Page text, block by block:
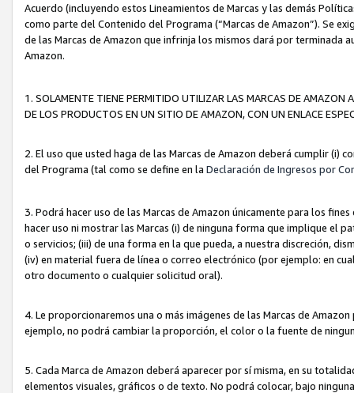
Acuerdo (incluyendo estos Lineamientos de Marcas y las demás
como parte del Contenido del Programa (“Marcas de Amazon”). Se
de las Marcas de Amazon que infrinja los mismos dará por terminada
Amazon.
1. SOLAMENTE TIENE PERMITIDO UTILIZAR LAS MARCAS DE
DE LOS PRODUCTOS EN UN SITIO DE AMAZON, CON UN ENLACE
2. El uso que usted haga de las Marcas de Amazon deberá cumplir (i)
del Programa (tal como se define en la Declaración de Ingresos por
3. Podrá hacer uso de las Marcas de Amazon únicamente para los
hacer uso ni mostrar las Marcas (i) de ninguna forma que implique el
o servicios; (iii) de una forma en la que pueda, a nuestra discreción,
(iv) en material fuera de línea o correo electrónico (por ejemplo: en
otro documento o cualquier solicitud oral).
4. Le proporcionaremos una o más imágenes de las Marcas de
ejemplo, no podrá cambiar la proporción, el color o la fuente de
5. Cada Marca de Amazon deberá aparecer por sí misma, en su
elementos visuales, gráficos o de texto. No podrá colocar, bajo